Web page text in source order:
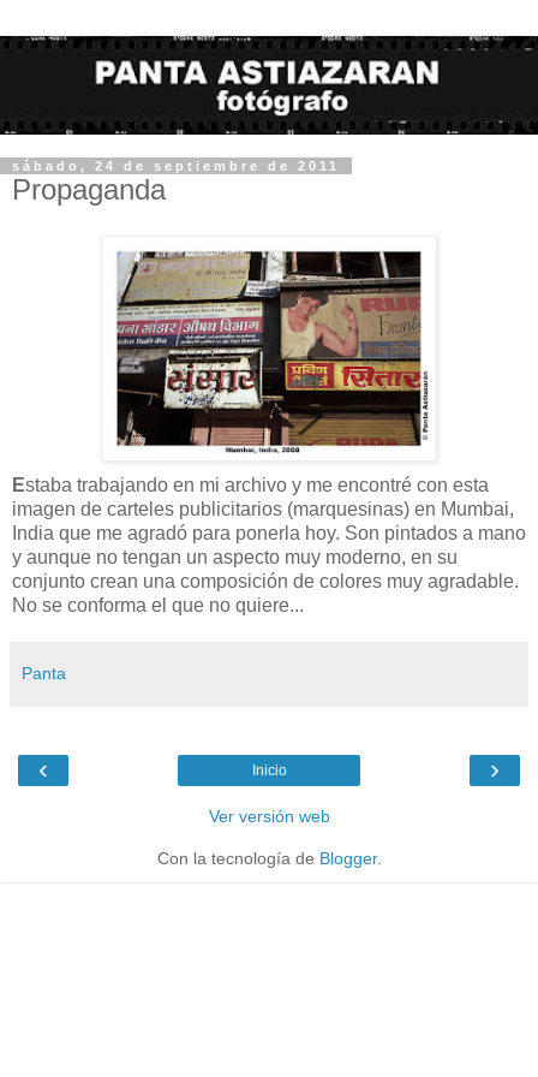
sábado, 24 de septiembre de 2011
Propaganda
Estaba trabajando en mi archivo y me encontré con esta
imagen de carteles publicitarios (marquesinas) en Mumbai,
India que me agradó para ponerla hoy. Son pintados a mano
y aunque no tengan un aspecto muy moderno, en su
conjunto crean una composición de colores muy agradable.
No se conforma el que no quiere...
Panta
‹ ›
Inicio
Ver versión web
Con la tecnología de Blogger.